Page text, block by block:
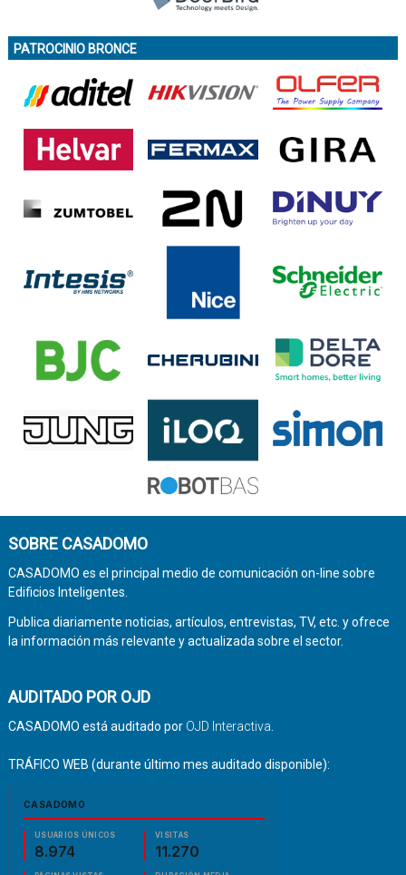
PATROCINIO BRONCE
SOBRE CASADOMO
CASADOMO es el principal medio de comunicación on-line sobre
Edificios Inteligentes.
Publica diariamente noticias, artículos, entrevistas, TV, etc. y ofrece
la información más relevante y actualizada sobre el sector.
AUDITADO POR OJD
CASADOMO está auditado por OJD Interactiva
TRÁFICO WEB (durante último mes auditado disponible):